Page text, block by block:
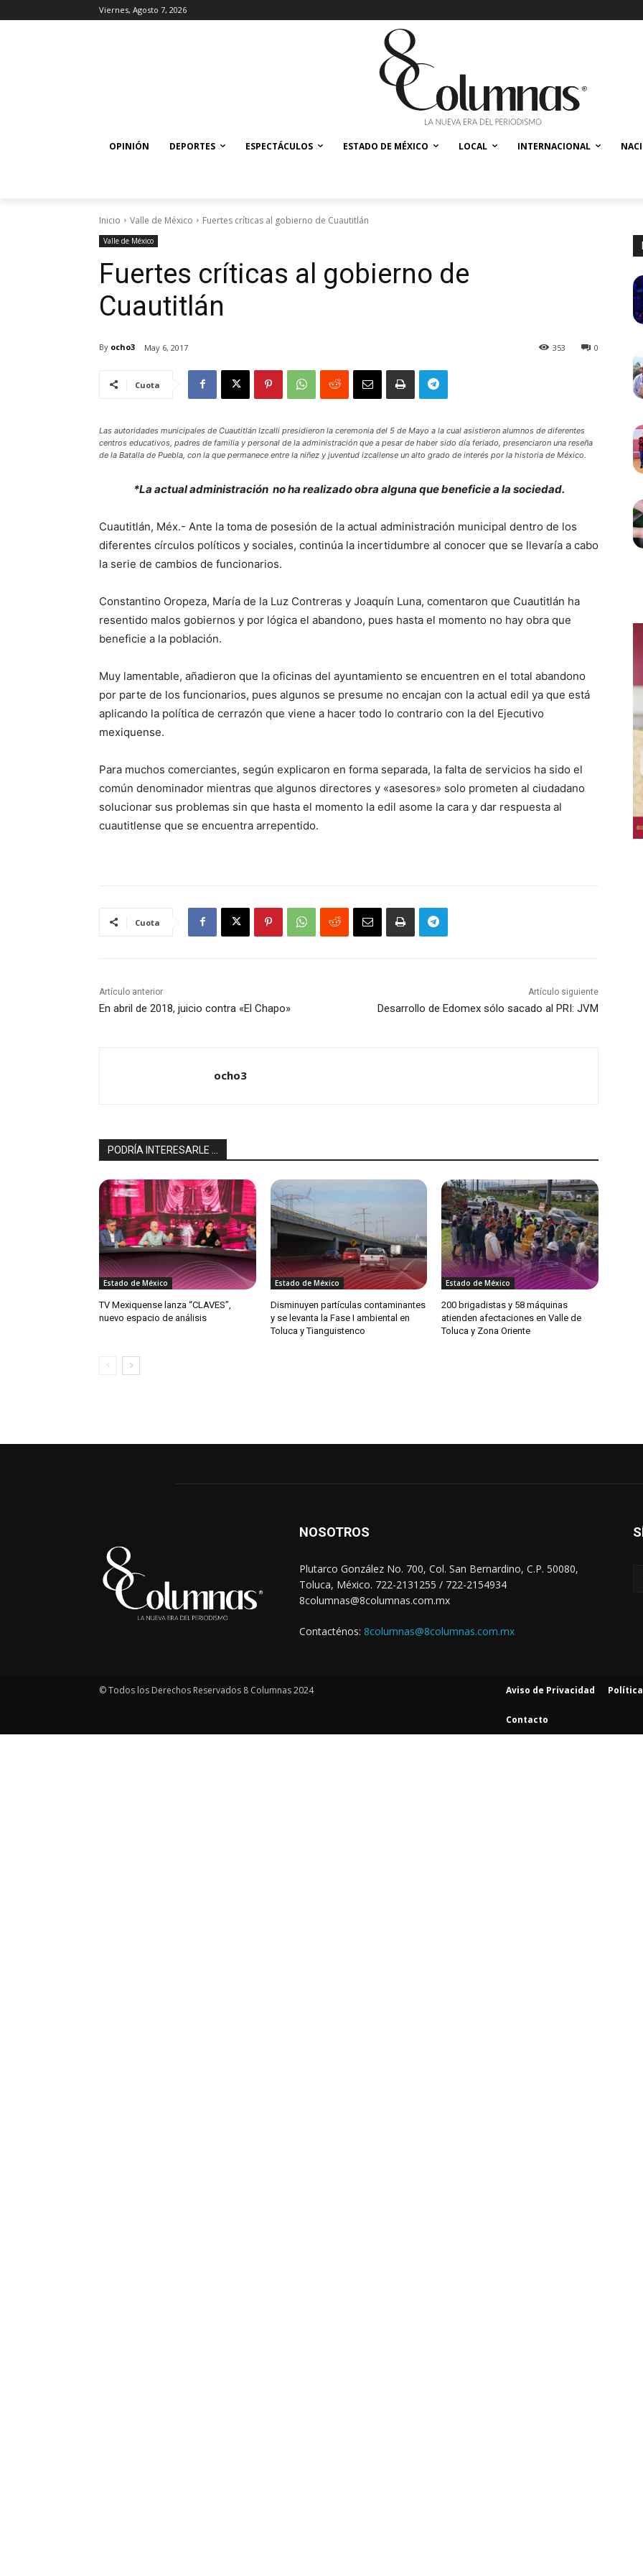
Viernes, Agosto 7, 2026
OPINIÓN DEPORTES ESPECTÁCULOS ESTADO DE MÉXICO LOCAL INTERNACIONAL
Inicio Valle de México Fuertes críticas al gobierno de Cuautitlán
Valle de México
Fuertes críticas al gobierno de
Cuautitlán
By ocho3 May 6, 2017 0
353
Cuota
Las autoridades municipales de Cuautitlán Izcalli presidieron la ceremonia del 5 de Mayo a la cual asistieron alumnos de diferentes
centros educativos, padres de familia y personal de la administración que a pesar de haber sido día feriado, presenciaron una reseña
de la Batalla de Puebla, con la que permanece entre la niñez y juventud izcallense un alto grado de interés por la historia de México.
*La actual administración no ha realizado obra alguna que beneficie a la sociedad.
Cuautitlán, Méx.- Ante la toma de posesión de la actual administración municipal dentro de los
diferentes círculos políticos y sociales, continúa la incertidumbre al conocer que se llevaría a cabo
la serie de cambios de funcionarios.
Constantino Oropeza, María de la Luz Contreras y Joaquín Luna, comentaron que Cuautitlán ha
resentido malos gobiernos y por lógica el abandono, pues hasta el momento no hay obra que
beneficie a la población.
Muy lamentable, añadieron que la oficinas del ayuntamiento se encuentren en el total abandono
por parte de los funcionarios, pues algunos se presume no encajan con la actual edil ya que está
aplicando la política de cerrazón que viene a hacer todo lo contrario con la del Ejecutivo
mexiquense.
Para muchos comerciantes, según explicaron en forma separada, la falta de servicios ha sido el
común denominador mientras que algunos directores y «asesores» solo prometen al ciudadano
solucionar sus problemas sin que hasta el momento la edil asome la cara y dar respuesta al
cuautitlense que se encuentra arrepentido.
Cuota
Artículo anterior
En abril de 2018, juicio contra «El Chapo»
Artículo siguiente
Desarrollo de Edomex sólo sacado al PRI: JVM
ocho3
PODRÍA INTERESARLE ...
Estado de México
TV Mexiquense lanza “CLAVES”,
nuevo espacio de análisis
Estado de México
Disminuyen partículas contaminantes
y se levanta la Fase I ambiental en
Toluca y Tianguistenco
Estado de México
200 brigadistas y 58 máquinas
atienden afectaciones en Valle de
Toluca y Zona Oriente
NOSOTROS
Plutarco González No. 700, Col. San Bernardino, C.P. 50080,
Toluca, México. 722-2131255 / 722-2154934
8columnas@8columnas.com.mx
Contacténos: 8columnas@8columnas.com.mx
© Todos los Derechos Reservados 8 Columnas 2024 Aviso de Privacidad
Contacto